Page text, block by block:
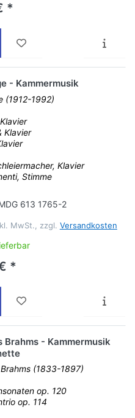
*
- Kammermusik
(1912-1992)
Klavier
Klavier
Stimme
613 1765-2
MwSt., zzgl. Versandkosten
*
Brahms - Kammermusik
(1833-1897)
op. 120
op. 114